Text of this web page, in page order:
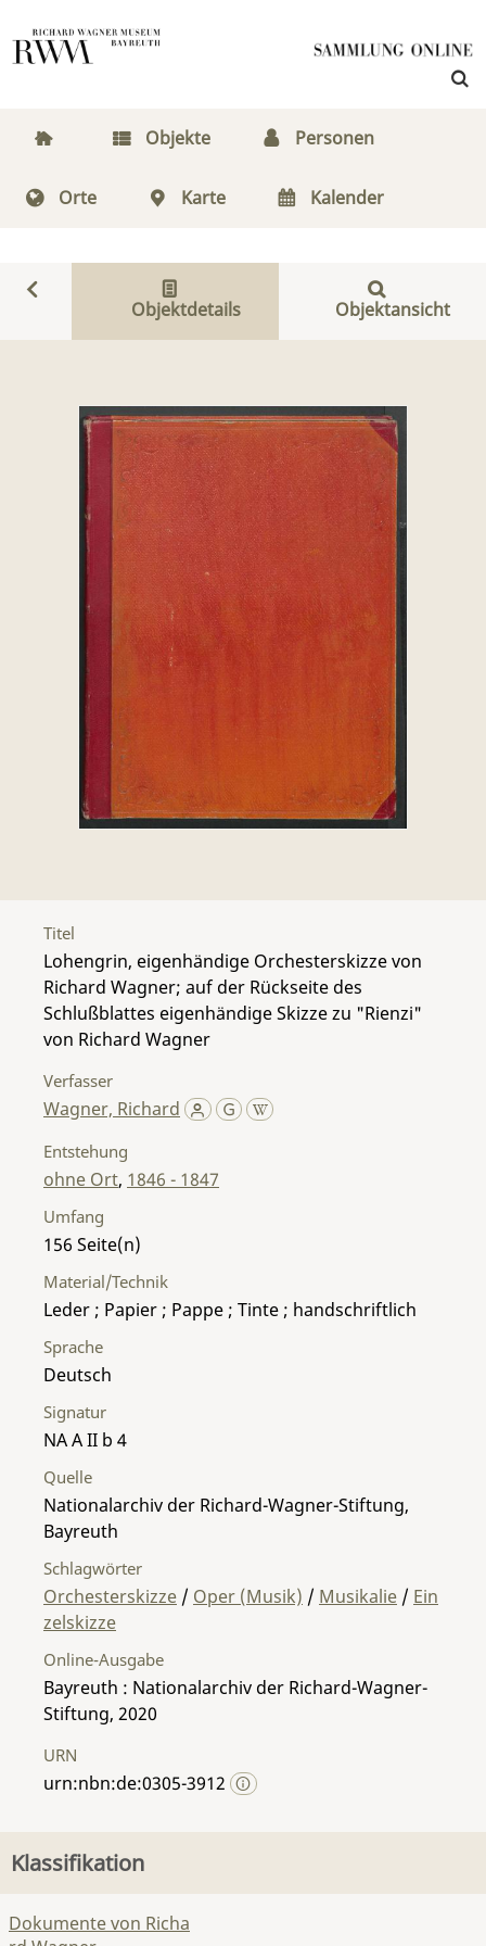
Objekte Personen
Orte Karte Kalender
Objektdetails Objektansicht
Titel
Lohengrin, eigenhändige Orchesterskizze von
Richard Wagner; auf der Rückseite des
Schlußblattes eigenhändige Skizze zu "Rienzi"
von Richard Wagner
Verfasser
Wagner, Richard
Entstehung
ohne Ort, 1846 - 1847
Umfang
156
Material/Technik
Leder ; Papier ; Pappe ; Tinte ; handschriftlich
Sprache
Deutsch
Signatur
NA A II b 4
Quelle
Nationalarchiv der Richard-Wagner-Stiftung,
Bayreuth
Schlagwörter
Orchesterskizze / Oper (Musik) / Musikalie / Ein
zelskizze
Online-Ausgabe
Bayreuth : Nationalarchiv der Richard-Wagner-
Stiftung, 2020
URN
urn:nbn:de:0305-3912
Klassifikation
Dokumente von Richa